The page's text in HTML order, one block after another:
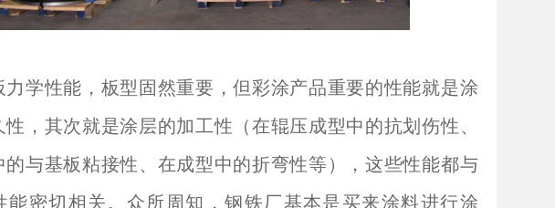
力学性能，板型固然重要，但彩涂产品重要的性能就是涂
性，其次就是涂层的加工性（在辊压成型中的抗划伤性、
的与基板粘接性、在成型中的折弯性等），这些性能都与
能密切相关。众所周知，钢铁厂基本是买来涂料进行涂